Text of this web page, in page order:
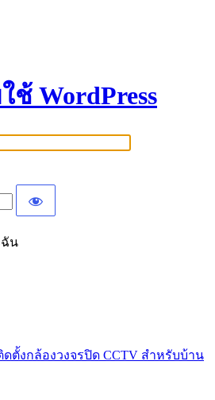
ช้ WordPress
ฉัน
ดตั้งกล้องวงจรปิด CCTV สำหรับบ้าน